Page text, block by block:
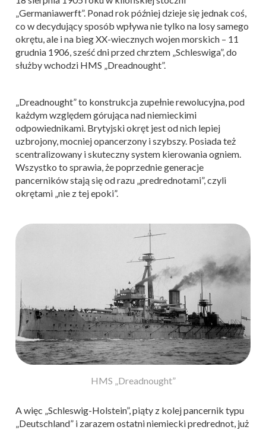
„Germaniawerft”. Ponad rok później dzieje się jednak coś,
co w decydujący sposób wpływa nie tylko na losy samego
okrętu, ale i na bieg XX-wiecznych wojen morskich – 11
grudnia 1906, sześć dni przed chrztem „Schleswiga”, do
służby wchodzi HMS „Dreadnought”.
„Dreadnought” to konstrukcja zupełnie rewolucyjna, pod
każdym względem górująca nad niemieckimi
odpowiednikami. Brytyjski okręt jest od nich lepiej
uzbrojony, mocniej opancerzony i szybszy. Posiada też
scentralizowany i skuteczny system kierowania ogniem.
Wszystko to sprawia, że poprzednie generacje
pancerników stają się od razu „predrednotami”, czyli
okrętami „nie z tej epoki”.
HMS „Dreadnought”
A więc „Schleswig-Holstein”, piąty z kolej pancernik typu
„Deutschland” i zarazem ostatni niemiecki predrednot, już